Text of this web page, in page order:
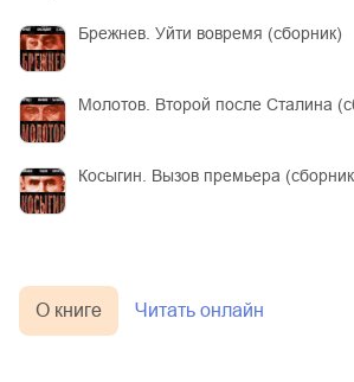
Брежнев. Уйти вовремя (сборник)
Молотов. Второй после Сталина
Косыгин. Вызов премьера
О книге Читать онлайн